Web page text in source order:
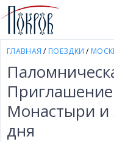
ГЛАВНАЯ / ПОЕЗДКИ /
Монастыри и
дня